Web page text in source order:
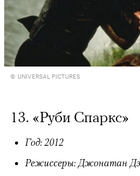
© UNIVERSAL PICTURES
13. «Руби Спаркс»
Год: 2012
Режиссеры: Джонатан